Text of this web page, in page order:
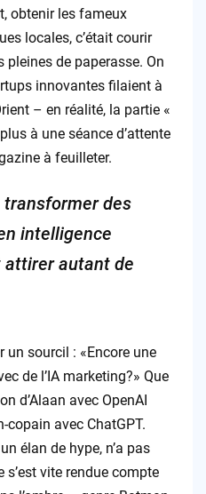
obtenir les fameux
locales, c’était courir
de paperasse. On
innovantes filaient à
– en réalité, la partie «
à une séance d’attente
à feuilleter.
transformer des
intelligence
autant de
un sourcil : «Encore une
de l’IA marketing?» Que
d’Alaan avec OpenAI
copain avec ChatGPT.
élan de hype, n’a pas
vite rendue compte